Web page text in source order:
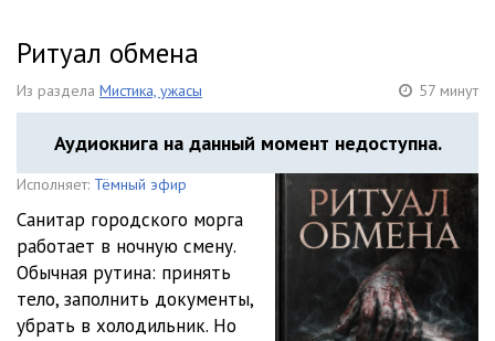
Ритуал обмена
Из раздела Мистика, ужасы 57 минут
Аудиокнига на данный момент недоступна.
Исполняет: Тёмный эфир
Санитар городского морга
работает в ночную смену.
Обычная рутина: принять
тело, заполнить документы,
убрать в холодильник. Но